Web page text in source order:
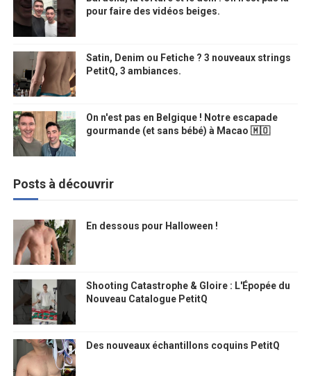
pour faire des vidéos beiges.
Satin, Denim ou Fetiche ? 3 nouveaux strings
PetitQ, 3 ambiances.
On n'est pas en Belgique ! Notre escapade
gourmande (et sans bébé) à Macao 🇲🇴
Posts à découvrir
En dessous pour Halloween !
Shooting Catastrophe & Gloire : L'Épopée du
Nouveau Catalogue PetitQ
Des nouveaux échantillons coquins PetitQ